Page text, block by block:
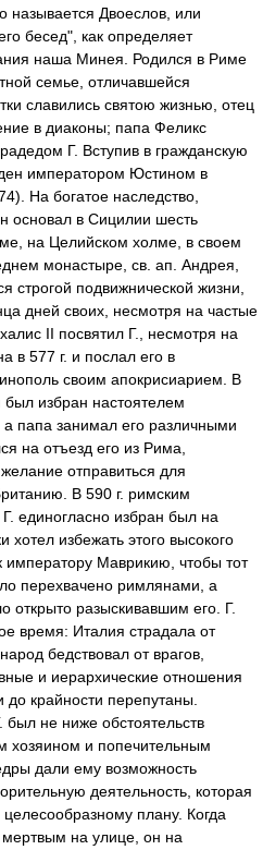
называется Двоеслов, или
бесед", как определяет
наша Минея. Родился в Риме
семье, отличавшейся
славились святою жизнью, отец
в диаконы; папа Феликс
Г. Вступив в гражданскую
императором Юстином в
На богатое наследство,
основал в Сицилии шесть
на Целийском холме, в своем
монастыре, св. ап. Андрея,
строгой подвижнической жизни,
дней своих, несмотря на частые
II посвятил Г., несмотря на
в 577 г. и послал его в
своим апокрисиарием. В
был избран настоятелем
папа занимал его различными
на отъезд его из Рима,
отправиться для
В 590 г. римским
единогласно избран был на
хотел избежать этого высокого
императору Маврикию, чтобы тот
перехвачено римлянами, а
открыто разыскивавшим его. Г.
время: Италия страдала от
бедствовал от врагов,
и иерархические отношения
крайности перепутаны.
был не ниже обстоятельств
и попечительным
дали ему возможность
деятельность, которая
плану. Когда
на улице, он на